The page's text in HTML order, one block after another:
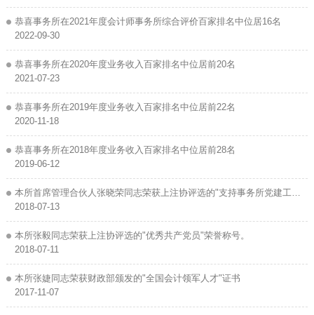
恭喜事务所在2021年度会计师事务所综合评价百家排名中位居16名
2022-09-30
恭喜事务所在2020年度业务收入百家排名中位居前20名
2021-07-23
恭喜事务所在2019年度业务收入百家排名中位居前22名
2020-11-18
恭喜事务所在2018年度业务收入百家排名中位居前28名
2019-06-12
本所首席管理合伙人张晓荣同志荣获上注协评选的"支持事务所党建工
作...
2018-07-13
本所张毅同志荣获上注协评选的"优秀共产党员"荣誉称号。
2018-07-11
本所张婕同志荣获财政部颁发的"全国会计领军人才"证书
2017-11-07